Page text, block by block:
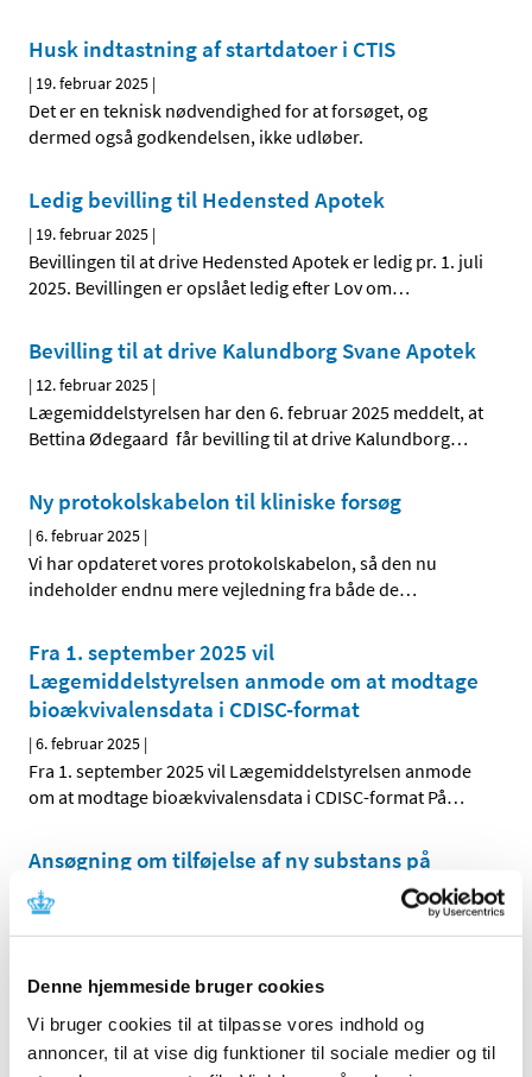
Denne hjemmeside bruger cookies
Vi bruger cookies til at tilpasse vores indhold og
annoncer, til at vise dig funktioner til sociale medier og til
Husk indtastning af startdatoer i CTIS
| 19. februar 2025 |
Det er en teknisk nødvendighed for at forsøget, og
dermed også godkendelsen, ikke udløber.
Ledig bevilling til Hedensted Apotek
| 19. februar 2025 |
Bevillingen til at drive Hedensted Apotek er ledig pr. 1. juli
2025. Bevillingen er opslået ledig efter Lov om…
Bevilling til at drive Kalundborg Svane Apotek
| 12. februar 2025 |
Lægemiddelstyrelsen har den 6. februar 2025 meddelt, at
Bettina Ødegaard får bevilling til at drive Kalundborg…
Ny protokolskabelon til kliniske forsøg
|6. februar 2025 |
Vi har opdateret vores protokolskabelon, så den nu
indeholder endnu mere vejledning fra både de…
Fra 1. september 2025 vil
Lægemiddelstyrelsen anmode om at modtage
bioækvivalensdata i CDISC-format
|6. februar 2025 |
Fra 1. september 2025 vil Lægemiddelstyrelsen anmode
om at modtage bioækvivalensdata i CDISC-format På…
Ansøgning om tilføjelse af ny substans på
listen over lægemidler, der kan indgå i
Pilotprojektet med engelsksprogede, fælles
nordiske pakninger
|5. februar 2025|
Ledig bevilling til Rønne Apotek